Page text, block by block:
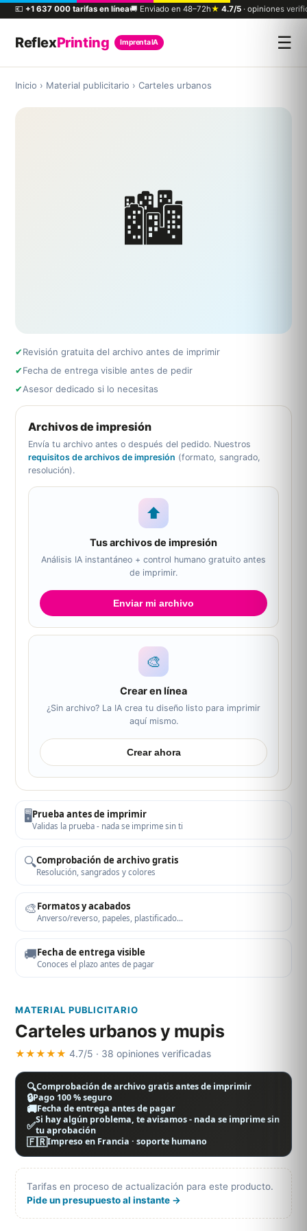
💶 +1 637 000 tarifas en línea🚚 Enviado en 48–72h★ 4.7/5 · opiniones
ReflexPrinting Imprenta IA ☰
Inicio › Material publicitario › Carteles urbanos
🏙️
✔Revisión gratuita del archivo antes de imprimir
✔Fecha de entrega visible antes de pedir
✔Asesor dedicado si lo necesitas
Archivos de impresión
Envía tu archivo antes o después del pedido. Nuestros
requisitos de archivos de impresión (formato, sangrado,
resolución).
⬆
Tus archivos de impresión
Análisis IA instantáneo + control humano gratuito antes
de imprimir.
Enviar mi archivo
🎨
Crear en línea
¿Sin archivo? La IA crea tu diseño listo para imprimir
aquí mismo.
Crear ahora
🖥️Prueba antes de imprimir
Validas la prueba - nada se imprime sin ti
🔍Comprobación de archivo gratis
Resolución, sangrados y colores
🎨Formatos y acabados
Anverso/reverso, papeles, plastificado…
🚚Fecha de entrega visible
Conoces el plazo antes de pagar
MATERIAL PUBLICITARIO
Carteles urbanos y mupis
★★★★★ 4.7/5 · 38 opiniones verificadas
🔍Comprobación de archivo gratis antes de imprimir
🔒Pago 100 % seguro
🚚Fecha de entrega antes de pagar
✅Si hay algún problema, te avisamos - nada se imprime sin
tu aprobación
🇫🇷Impreso en Francia · soporte humano
Tarifas en proceso de actualización para este producto.
Pide un presupuesto al instante →